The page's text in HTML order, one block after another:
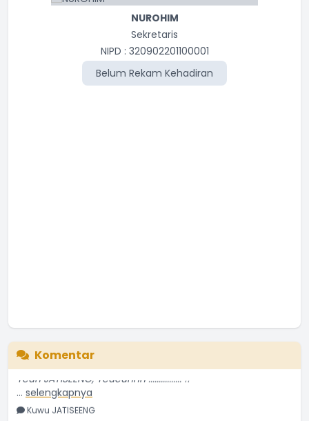
NUROHIM
Sekretaris
NIPD : 320902201100001
Belum Rekam Kehadiran
Komentar
Yeuh JATISEENG, Yeueuhhh ................ !!
...selengkapnya
Kuwu JATISEENG
25 Januari 2026 07:47:47